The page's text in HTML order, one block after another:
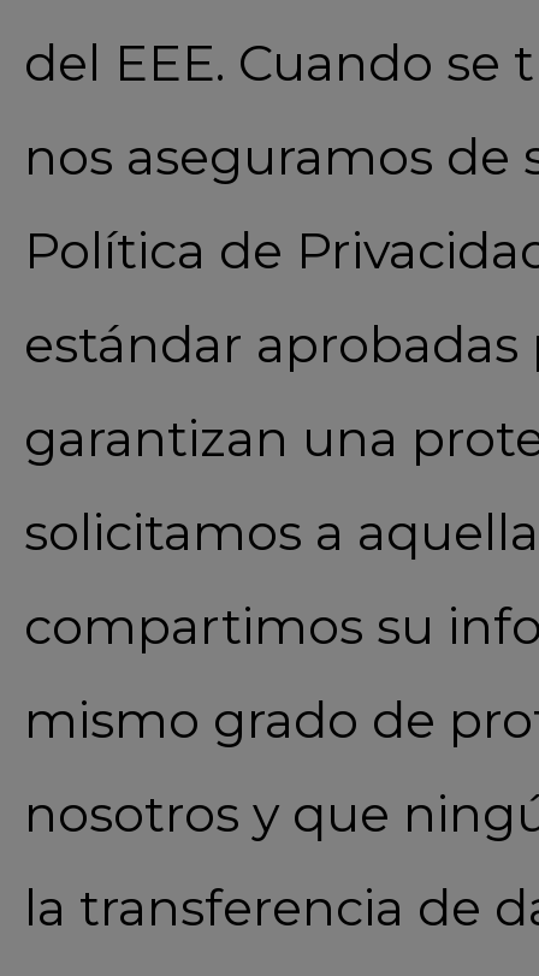
del EEE. Cuando
nos aseguramos de
Política de
estándar
garantizan una
solicitamos a
compartimos su
mismo grado de
nosotros y que
la transferencia de